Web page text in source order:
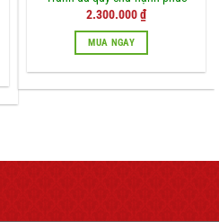
2.300.000₫
MUA NGAY